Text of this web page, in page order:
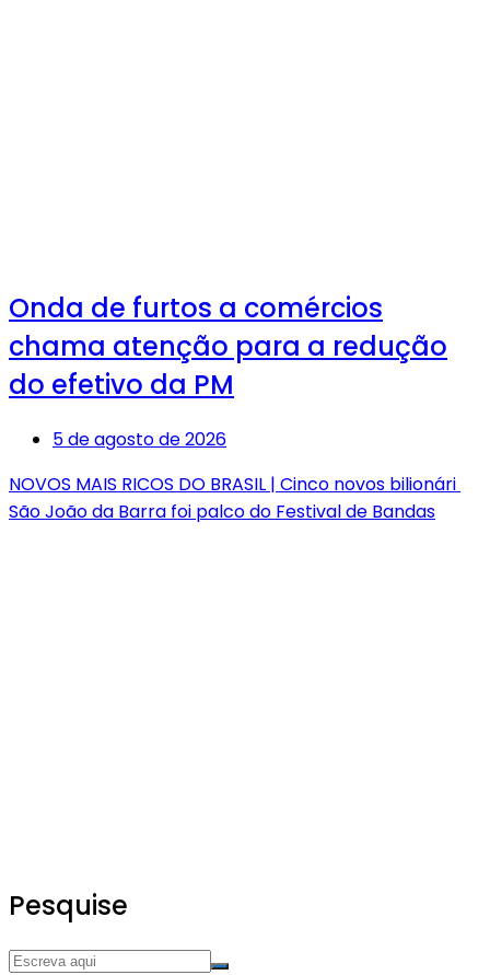
Onda de furtos a comércios
chama atenção para a redução
do efetivo da PM
5 de agosto de 2026
NOVOS MAIS RICOS DO BRASIL | Cinco novos bilionári
São João da Barra foi palco do Festival de Bandas
Pesquise